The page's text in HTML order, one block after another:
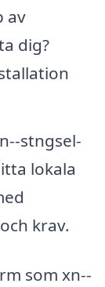
av
dig?
stngsel-
lokala
krav.
som xn--